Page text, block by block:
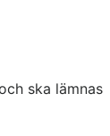
ska lämnas